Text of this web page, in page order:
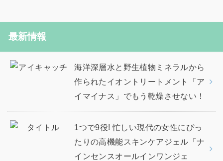
最新情報
海洋深層水と野生植物ミネラルから
作られたイオントリートメント「ア
イマイナス」でもう乾燥させない！
1つで9役! 忙しい現代の女性にぴっ
たりの高機能スキンケアジェル「ナ
インセンスオールインワンジェ